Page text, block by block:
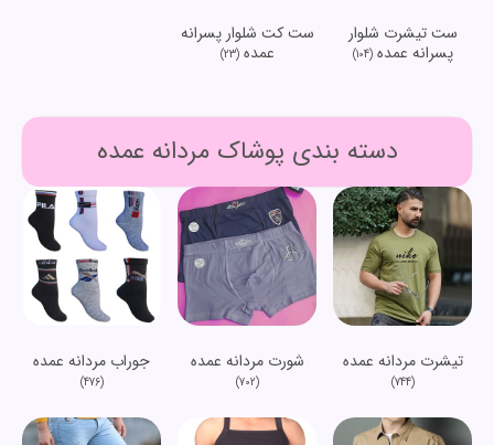
ست تیشرت شلوار
پسرانه عمده(104)
ست کت شلوار پسرانه
عمده(23)
دسته بندی پوشاک مردانه عمده
تیشرت مردانه عمده
(744)
شورت مردانه عمده
(702)
جوراب مردانه عمده
(476)